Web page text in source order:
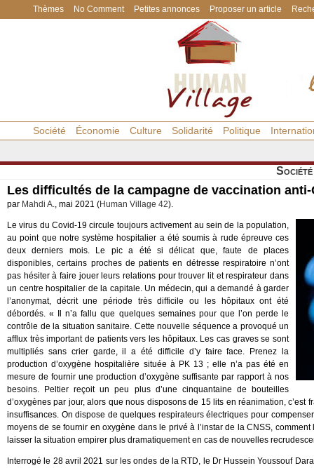
Thèmes No Comment Petites annonces Proposer un article
Société Économie Culture Solidarité Politique
Société
Les difficultés de la campagne de vaccination anti-
par Mahdi A., mai 2021 (Human Village 42).
Le virus du Covid-19 circule toujours activement au sein de la population,
au point que notre système hospitalier a été soumis à rude épreuve ces
deux derniers mois. Le pic a été si délicat que, faute de places
disponibles, certains proches de patients en détresse respiratoire n’ont
pas hésiter à faire jouer leurs relations pour trouver lit et respirateur dans
un centre hospitalier de la capitale. Un médecin, qui a demandé à garder
l’anonymat, décrit une période très difficile ou les hôpitaux ont été
débordés. « Il n’a fallu que quelques semaines pour que l’on perde le
contrôle de la situation sanitaire. Cette nouvelle séquence a provoqué un
afflux très important de patients vers les hôpitaux. Les cas graves se sont
multipliés sans crier garde, il a été difficile d’y faire face. Prenez la
production d’oxygène hospitalière située à PK 13 ; elle n’a pas été en
mesure de fournir une production d’oxygène suffisante par rapport à nos
besoins. Peltier reçoit un peu plus d’une cinquantaine de bouteilles
d’oxygènes par jour, alors que nous disposons de 15 lits en réanimation, c’est
insuffisances. On dispose de quelques respirateurs électriques pour
moyens de se fournir en oxygène dans le privé à l’instar de la CNSS,
laisser la situation empirer plus dramatiquement en cas de nouvelles
Interrogé le 28 avril 2021 sur les ondes de la RTD, le Dr Hussein Youssouf